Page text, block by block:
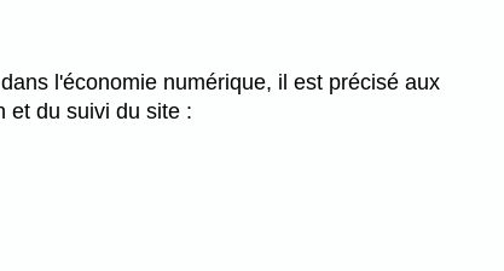
l'économie numérique, il est précisé aux
et du suivi du site :